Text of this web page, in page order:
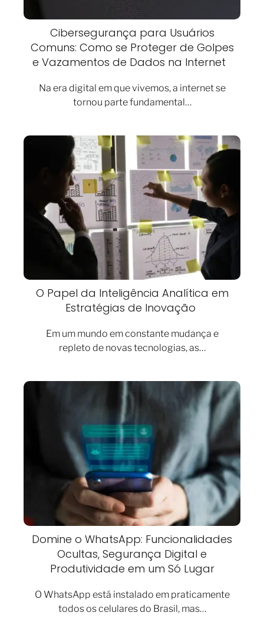
Cibersegurança para Usuários
Comuns: Como se Proteger de Golpes
e Vazamentos de Dados na Internet
Na era digital em que vivemos, a internet se
tornou parte fundamental…
O Papel da Inteligência Analítica em
Estratégias de Inovação
Em um mundo em constante mudança e
repleto de novas tecnologias, as…
Domine o WhatsApp: Funcionalidades
Ocultas, Segurança Digital e
Produtividade em um Só Lugar
O WhatsApp está instalado em praticamente
todos os celulares do Brasil, mas…